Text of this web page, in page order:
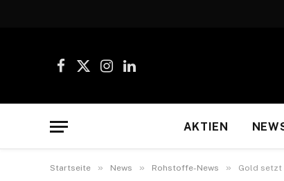
Facebook
X
InstagramLinkedIn
AKTIEN
Startseite » News » Rohstoffe-News » Gold setzt